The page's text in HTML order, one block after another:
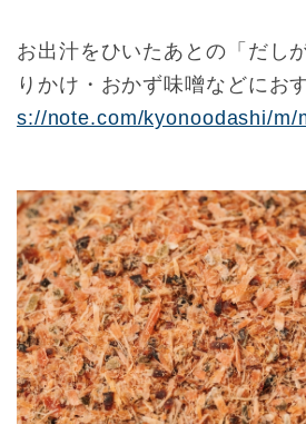
お出汁をひいたあとの「だし
りかけ・おかず味噌などにお
s://note.com/kyonoodashi/m/